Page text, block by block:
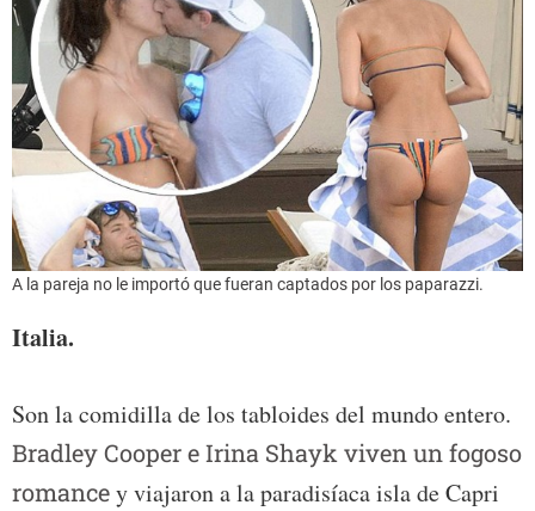
A la pareja no le importó que fueran captados por los paparazzi.
Italia.
Son la comidilla de los tabloides del mundo entero.
Bradley Cooper e Irina Shayk viven un fogoso
romancey viajaron a la paradisíaca isla de Capri